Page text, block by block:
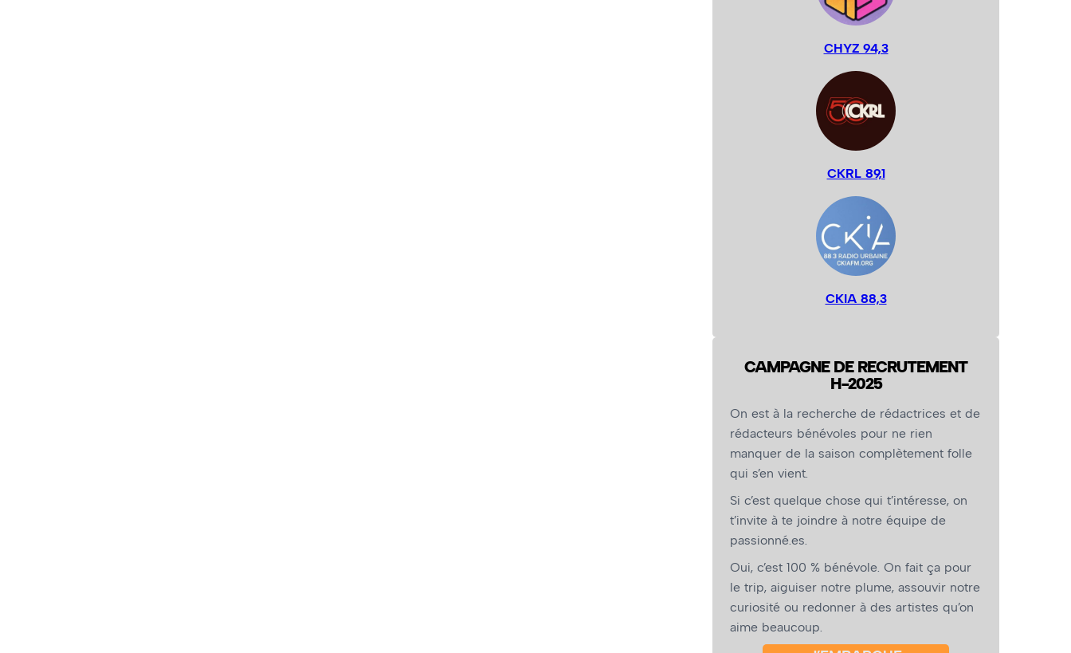
CHYZ 94,3
CKRL 89,1
CKIA 88,3
CAMPAGNE DE RECRUTEMENT
H-2025
On est à la recherche de rédactrices et de
rédacteurs bénévoles pour ne rien
manquer de la saison complètement folle
qui s’en vient.
Si c’est quelque chose qui t’intéresse, on
t’invite à te joindre à notre équipe de
passionné.es.
Oui, c’est 100 % bénévole. On fait ça pour
le trip, aiguiser notre plume, assouvir notre
curiosité ou redonner à des artistes qu’on
aime beaucoup.